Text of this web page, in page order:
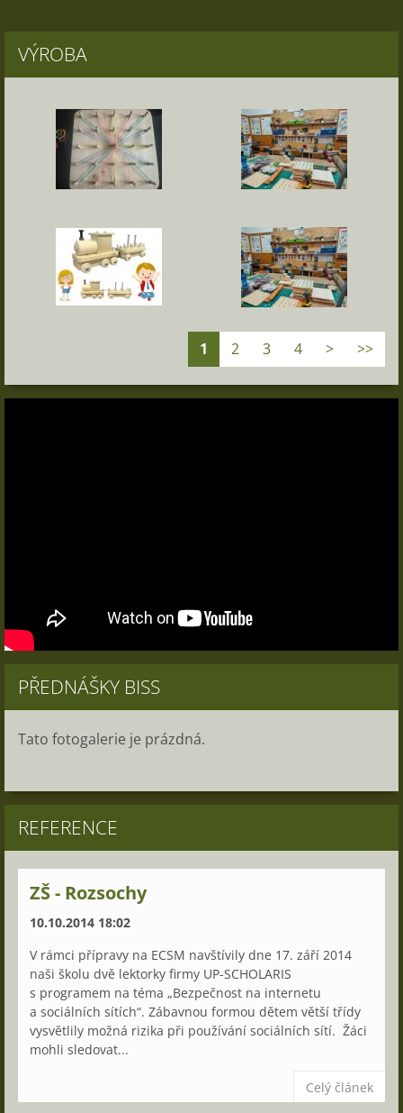
VÝROBA
1 2 3 4 > >>
PŘEDNÁŠKY BISS
Tato fotogalerie je prázdná.
REFERENCE
ZŠ - Rozsochy
10.10.2014 18:02
V rámci přípravy na ECSM navštívily dne 17. září 2014
naši školu dvě lektorky firmy UP-SCHOLARIS
s programem na téma „Bezpečnost na internetu
a sociálních sítích“. Zábavnou formou dětem větší třídy
vysvětlily možná rizika při používání sociálních sítí. Žáci
mohli sledovat...
Celý článek